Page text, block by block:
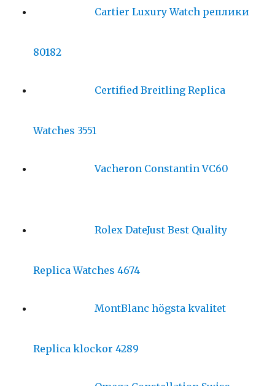
Cartier Luxury Watch реплики
80182
Certified Breitling Replica
Watches 3551
Vacheron Constantin VC60
Rolex DateJust Best Quality
Replica Watches 4674
MontBlanc högsta kvalitet
Replica klockor 4289